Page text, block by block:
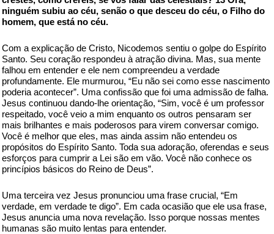
ninguém subiu ao céu, senão o que desceu do céu, o Filho do
homem, que está no céu.
Com a explicação de Cristo, Nicodemos sentiu o golpe do Espírito
Santo. Seu coração respondeu à atração divina. Mas, sua mente
falhou em entender e ele nem compreendeu a verdade
profundamente. Ele murmurou, “Eu não sei como esse nascimento
poderia acontecer”. Uma confissão que foi uma admissão de falha.
Jesus continuou dando-lhe orientação, “Sim, você é um professor
respeitado, você veio a mim enquanto os outros pensaram ser
mais brilhantes e mais poderosos para virem conversar comigo.
Você é melhor que eles, mas ainda assim não entendeu os
propósitos do Espírito Santo. Toda sua adoração, oferendas e seus
esforços para cumprir a Lei são em vão. Você não conhece os
princípios básicos do Reino de Deus”.
Uma terceira vez Jesus pronunciou uma frase crucial, “Em
verdade, em verdade te digo”. Em cada ocasião que ele usa frase,
Jesus anuncia uma nova revelação. Isso porque nossas mentes
humanas são muito lentas para entender.